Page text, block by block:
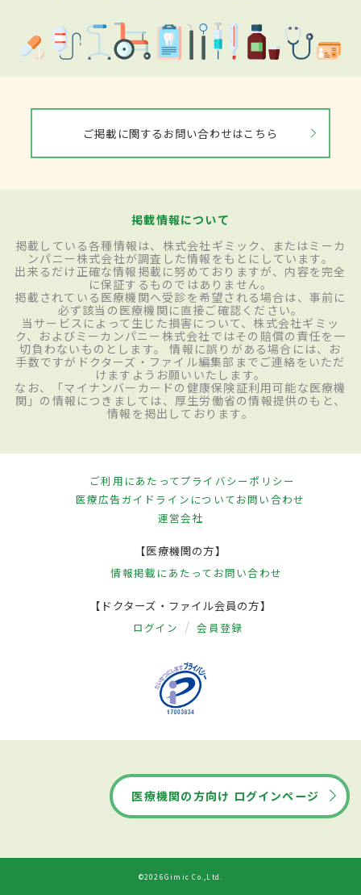
ご掲載に関するお問い合わせはこちら
掲載情報について
掲載している各種情報は、株式会社ギミック、またはミーカ
ンパニー株式会社が調査した情報をもとにしています。
出来るだけ正確な情報掲載に努めておりますが、内容を完全
に保証するものではありません。
掲載されている医療機関へ受診を希望される場合は、事前に
必ず該当の医療機関に直接ご確認ください。
当サービスによって生じた損害について、株式会社ギミッ
ク、およびミーカンパニー株式会社ではその賠償の責任を一
切負わないものとします。 情報に誤りがある場合には、お
手数ですがドクターズ・ファイル編集部までご連絡をいただ
けますようお願いいたします。
なお、「マイナンバーカードの健康保険証利用可能な医療機
関」の情報につきましては、厚生労働省の情報提供のもと、
情報を掲出しております。
ご利用にあたってプライバシーポリシー
医療広告ガイドラインについてお問い合わせ
運営会社
【医療機関の方】
情報掲載にあたって お問い合わせ
【ドクターズ・ファイル会員の方】
ログイン 会員登録
医療機関の方向け ログインページ
©2026Gimic Co.,Ltd.